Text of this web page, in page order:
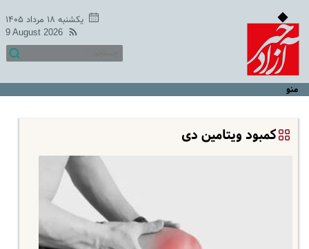
یکشنبه ۱۸ مرداد ۱۴۰۵
9 August 2026
منو
کمبود ویتامین دی